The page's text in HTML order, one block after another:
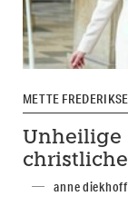
METTE
Unheilige
anne diekhoff